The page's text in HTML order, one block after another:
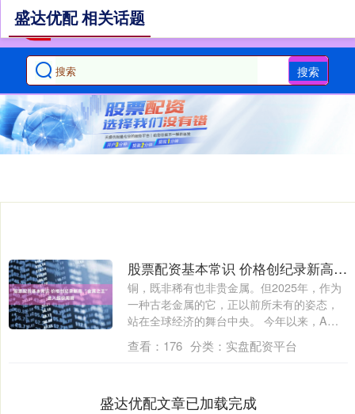
搜索
盛达优配 相关话题
股票配资基本常识 价格创纪录新高 “金属之王”进入超级周期
铜，既非稀有也非贵金属。但2025年，作为
一种古老金属的它，正以前所未有的姿态，
站在全球经济的舞台中央。 今年以来，A
股....
查看： 176 分类： 实盘配资平台
盛达优配文章已加载完成